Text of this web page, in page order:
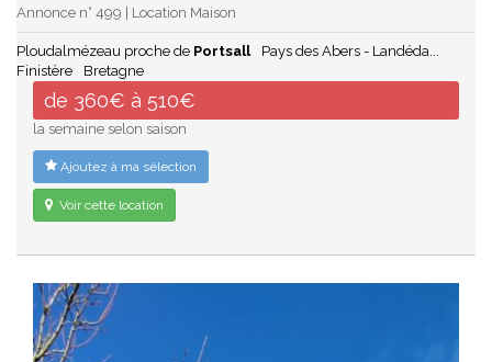
Annonce n° 499 | Location Maison
Ploudalmézeau proche de Portsall
Pays des Abers - Landéda...
Finistère
Bretagne
de 360€ à 510€
la semaine selon saison
Ajoutez à ma sélection
Voir cette location